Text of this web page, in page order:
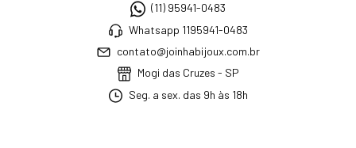
(11) 95941-0483
Whatsapp 1195941-0483
contato@joinhabijoux.com.br
Mogi das Cruzes - SP
Seg. a sex. das 9h às 18h